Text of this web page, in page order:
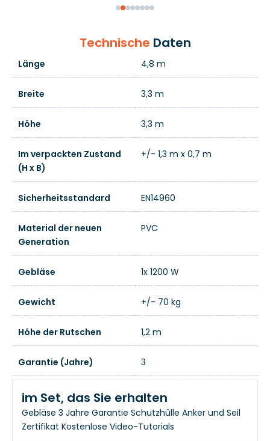
Technische Daten
Länge 4,8 m
Breite 3,3 m
Höhe 3,3 m
Im verpackten Zustand
(H x B)
+/- 1,3 m x 0,7 m
Sicherheitsstandard EN14960
Material der neuen
Generation
PVC
Gebläse 1x 1200 W
Gewicht +/- 70 kg
Höhe der Rutschen 1,2 m
Garantie (Jahre) 3
im Set, das Sie erhalten
Gebläse 3 Jahre Garantie Schutzhülle Anker und Seil
Zertifikat Kostenlose Video-Tutorials